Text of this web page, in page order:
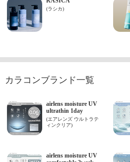
カラコンブランド一覧